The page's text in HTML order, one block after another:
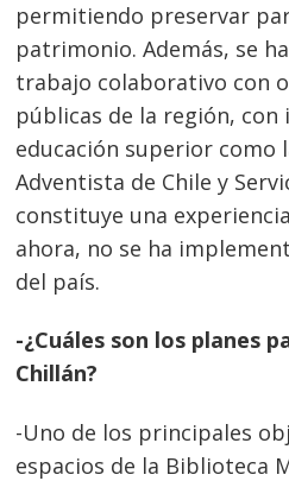
permitiendo preservar
patrimonio. Además, se
trabajo colaborativo con
públicas de la región,
educación superior como
Adventista de Chile y
constituye una
ahora, no se ha
del país.
-¿Cuáles son los planes
Chillán?
-Uno de los principales
espacios de la Biblioteca